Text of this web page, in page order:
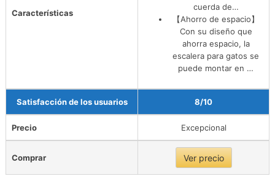
Características
cuerda de…
【Ahorro de espacio】
Con su diseño que
ahorra espacio, la
escalera para gatos se
puede montar en …
Satisfacción de los usuarios 8/10
Precio Excepcional
Comprar Ver precio